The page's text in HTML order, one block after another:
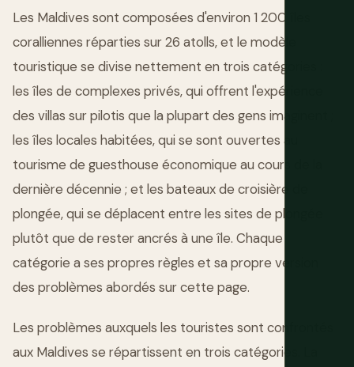
Les Maldives sont composées d'environ 1 200 îles
coralliennes réparties sur 26 atolls, et le modèle
touristique se divise nettement en trois catégories :
les îles de complexes privés, qui offrent l'expérience
des villas sur pilotis que la plupart des gens imaginent ;
les îles locales habitées, qui se sont ouvertes au
tourisme de guesthouse économique au cours de la
dernière décennie ; et les bateaux de croisière de
plongée, qui se déplacent entre les sites de plongée
plutôt que de rester ancrés à une île. Chaque
catégorie a ses propres règles et sa propre version
des problèmes abordés sur cette page.
Les problèmes auxquels les touristes sont confrontés
aux Maldives se répartissent en trois catégories. La